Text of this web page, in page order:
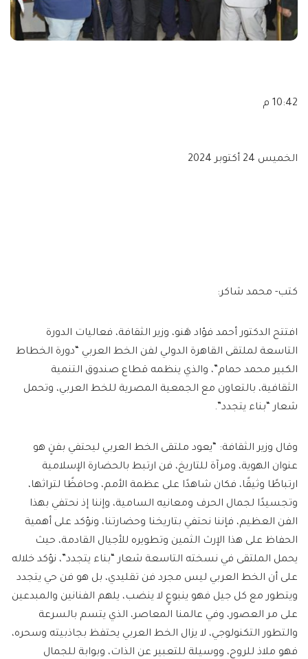
10:42 م
الخميس 24 أكتوبر 2024
كتب- محمد شاكر:
افتتح الدكتور أحمد فؤاد هَنو، وزير الثقافة، فعاليات الدورة
التاسعة لملتقى القاهرة الدولي لفن الخط العربي “دورة الخطاط
الكبير محمد حمام”، والذي ينظمه قطاع صندوق التنمية
الثقافية، بالتعاون مع الجمعية المصرية للخط العربي، وتحمل
شعار “بناء يتجدد”.
وقال وزير الثقافة: “يعود ملتقى الخط العربي ليحتفي بفنٍ هو
عنوان الهوية، ومرآة للتاريخ، فن ارتبط بالحضارة الإسلامية
ارتباطًا وثيقًا، فكان شاهدًا على عظمة الأمم، وحافظًا لتراثها،
وتجسيدًا لجمال الحرف ومعانيه السامية، وإننا إذ نحتفي بهذا
الفن العظيم، فإننا نحتفي بتاريخنا وحضارتنا، ونؤكد على أهمية
الحفاظ على هذا الإرث الثمين وتطويره للأجيال القادمة، حيث
يحمل الملتقى في نسخته التاسعة شعار “بناء يتجدد”، نؤكد خلاله
على أن الخط العربي ليس مجرد فن تقليدي، بل هو فن حي يتجدد
ويتطور مع كل جيل فهو ينبوعٍ لا ينضب، يلهم الفنانين والمبدعين
على مر العصور، وفي عالمنا المعاصر، الذي يتسم بالسرعة
والتطور التكنولوجي، لا يزال الخط العربي يحتفظ بجاذبيته وسحره،
فهو ملاذ للروح، ووسيلة للتعبير عن الذات، وبوابة للجمال